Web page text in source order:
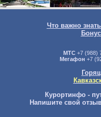
Что важно
МТС+7 (988)
Мегафон +7
Курортинфо -
Напишите свой